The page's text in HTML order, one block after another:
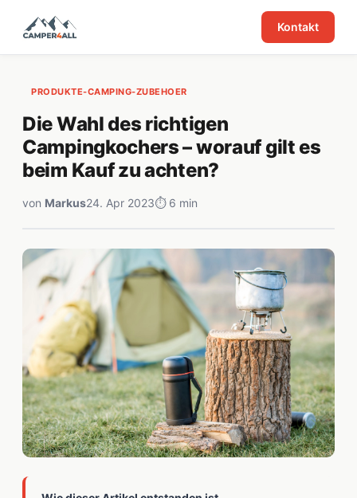
Kontakt
PRODUKTE-CAMPING-ZUBEHOER
Die Wahl des richtigen
Campingkochers – worauf gilt es
beim Kauf zu achten?
von Markus24. Apr 2023⏱ 6 min